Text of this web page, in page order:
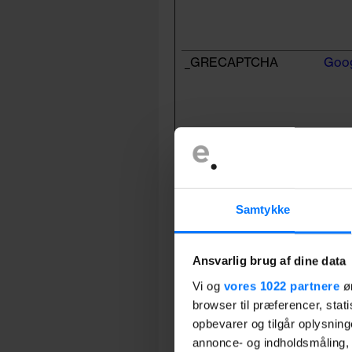
Samtykke
Ansvarlig brug af dine data
Vi og vores 1022 partnere
browser til præferencer,
opbevarer og tilgår
annonce- og
_GRECAPTCHA
1.gif
AWSALB [x2]